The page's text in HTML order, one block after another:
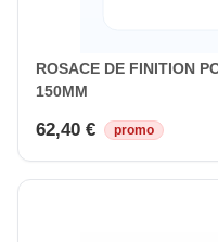
ROSACE DE FINITION
150MM
62,40 € promo